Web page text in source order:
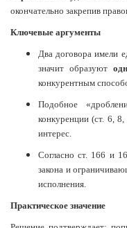
окончательно закрепив
Ключевые аргументы
Два договора имели
значит образуют
конкурентным
Подобное
конкуренции (ст. 6,
интерес.
Согласно ст. 166 и
закона и
исполнения.
Практическое значение